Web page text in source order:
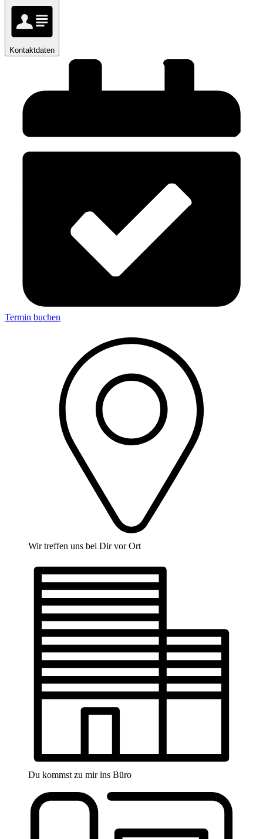
Kontaktdaten
Termin buchen
Wir treffen uns bei Dir vor Ort
Du kommst zu mir ins Büro